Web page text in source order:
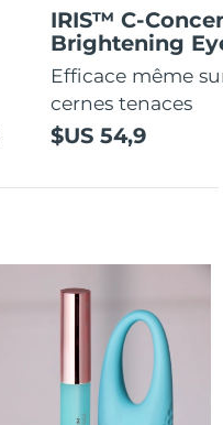
IRIS™ C-
Brightening
Efficace même
cernes tenaces
$US 54,9